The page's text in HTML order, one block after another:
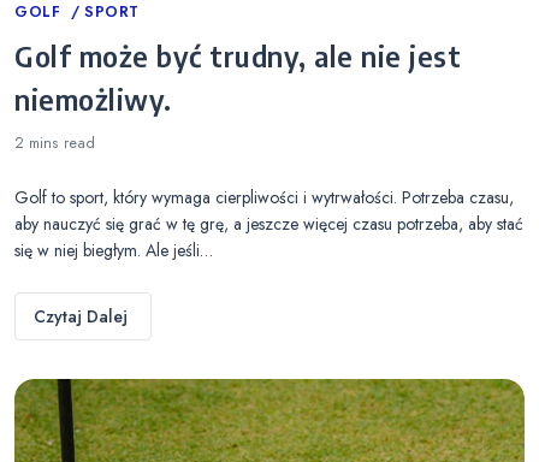
Categories
GOLF SPORT
Golf może być trudny, ale nie jest
niemożliwy.
2 mins read
Golf to sport, który wymaga cierpliwości i wytrwałości. Potrzeba czasu,
aby nauczyć się grać w tę grę, a jeszcze więcej czasu potrzeba, aby stać
się w niej biegłym. Ale jeśli…
Czytaj Dalej